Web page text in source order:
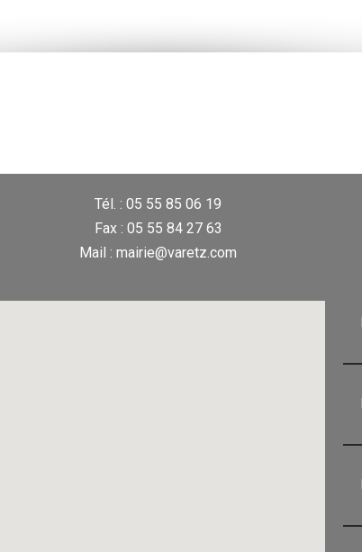
Tél. : 05 55 85 06 19
Fax : 05 55 84 27 63
Mail : mairie@varetz.com